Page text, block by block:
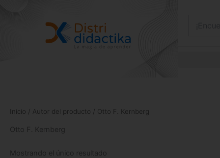
Inicio / Autor del producto / Otto F. Kernberg
Otto F. Kernberg
Mostrando el único resultado